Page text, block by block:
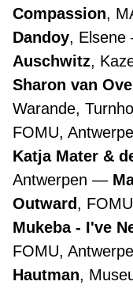
Compassion,
Dandoy, Elsene
Auschwitz,
Sharon van
Warande,
FOMU,
Katja Mater &
Antwerpen
Outward,
Mukeba - I've
FOMU,
Hautman,